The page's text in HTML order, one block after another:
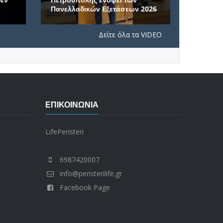
Πανελλαδικών Εξετάσεων 2026
Δείτε όλα τα VIDEO
ΕΠΙΚΟΙΝΩΝΊΑ
LifePeristeri
6987420007
info@peristerilife.gr
Facebook Page